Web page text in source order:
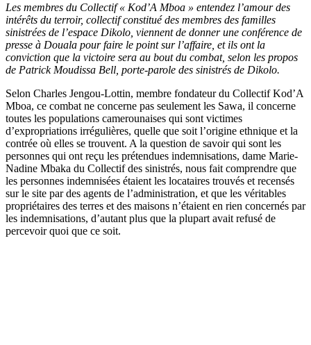
Les membres du Collectif « Kod’A Mboa » entendez l’amour des
intérêts du terroir, collectif constitué des membres des familles
sinistrées de l’espace Dikolo, viennent de donner une conférence de
presse à Douala pour faire le point sur l’affaire, et ils ont la
conviction que la victoire sera au bout du combat, selon les propos
de Patrick Moudissa Bell, porte-parole des sinistrés de Dikolo.
Selon Charles Jengou-Lottin, membre fondateur du Collectif Kod’A
Mboa, ce combat ne concerne pas seulement les Sawa, il concerne
toutes les populations camerounaises qui sont victimes
d’expropriations irrégulières, quelle que soit l’origine ethnique et la
contrée où elles se trouvent. A la question de savoir qui sont les
personnes qui ont reçu les prétendues indemnisations, dame Marie-
Nadine Mbaka du Collectif des sinistrés, nous fait comprendre que
les personnes indemnisées étaient les locataires trouvés et recensés
sur le site par des agents de l’administration, et que les véritables
propriétaires des terres et des maisons n’étaient en rien concernés par
les indemnisations, d’autant plus que la plupart avait refusé de
percevoir quoi que ce soit.